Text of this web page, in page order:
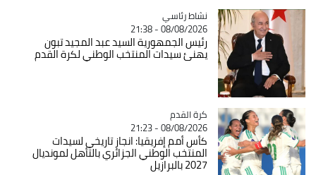
Catégorie
نشاط رئاسي
08/08/2026 - 21:38
رئيس الجمهورية السيد عبد المجيد تبون
يهنئ سيدات المنتخب الوطني لكرة القدم
Catégorie
كرة القدم
08/08/2026 - 21:23
كأس أمم إفريقيا: انجاز تاريخي لسيدات
المنتخب الوطني الجزائري بالتأهل لمونديال
2027 بالبرازيل